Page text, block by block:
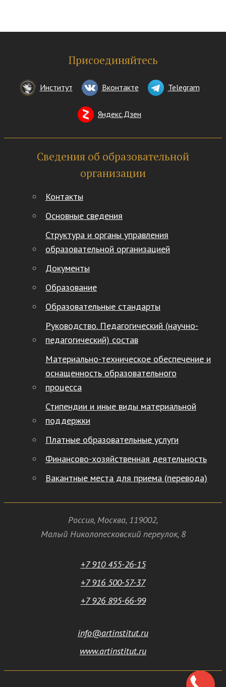
Присоединяйтесь
Институт Вконтакте Telegram
Яндекс.Дзен
Сведения об образовательной
организации
Контакты
Основные сведения
Структура и органы управления
образовательной организацией
Документы
Образование
Образовательные стандарты
Руководство. Педагогический (научно-
педагогический) состав
Материально-техническое обеспечение и
оснащенность образовательного
процесса
Стипендии и иные виды материальной
поддержки
Платные образовательные услуги
Финансово-хозяйственная деятельность
Вакантные места для приема (перевода)
Россия, Москва, 119002,
Малый Николопесковский переулок,8
+7 910 455-26-15
+7 916 500-57-37
+7 926 895-66-99
info@artinstitut.ru
www.artinstitut.ru